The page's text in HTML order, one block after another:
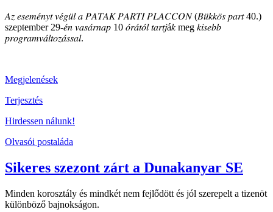
𝐴𝑧 𝑒𝑠𝑒𝑚𝑒́𝑛𝑦𝑡 𝑣𝑒́𝑔𝑢̈𝑙 𝑎 𝑃𝐴𝑇𝐴𝐾 𝑃𝐴𝑅𝑇𝐼 𝑃𝐿𝐴𝐶𝐶𝑂𝑁 (𝐵𝑢̈𝑘𝑘𝑜̈𝑠 𝑝𝑎𝑟𝑡 40.)
szeptember 29-𝑒́𝑛 𝑣𝑎𝑠𝑎́𝑟𝑛𝑎𝑝 10 𝑜́𝑟𝑎́𝑡𝑜́𝑙 𝑡𝑎𝑟𝑡𝑗á𝑘 meg 𝑘𝑖𝑠𝑒𝑏𝑏
𝑝𝑟𝑜𝑔𝑟𝑎𝑚𝑣𝑎́𝑙𝑡𝑜𝑧𝑎́𝑠𝑠𝑎𝑙.
Megjelenések
Terjesztés
Hirdessen nálunk!
Olvasói postaláda
Sikeres szezont zárt a Dunakanyar SE
Minden korosztály és mindkét nem fejlődött és jól szerepelt a tizenöt
különböző bajnokságon.